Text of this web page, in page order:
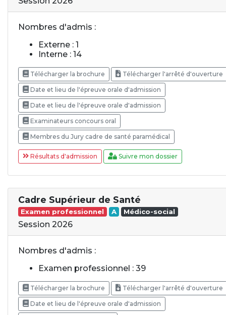
Nombres d'admis :
Externe : 1
Interne : 14
Télécharger la brochure Télécharger l'arrêté d'ouverture
Date et lieu de l'épreuve orale d'admission
Date et lieu de l'épreuve orale d'admission
Examinateurs concours oral
Membres du Jury cadre de santé paramédical
Résultats d'admission Suivre mon dossier
Cadre Supérieur de Santé
Examen professionnel A Médico-social
Session 2026
Nombres d'admis :
Examen professionnel : 39
Télécharger la brochure Télécharger l'arrêté d'ouverture
Date et lieu de l'épreuve orale d'admission